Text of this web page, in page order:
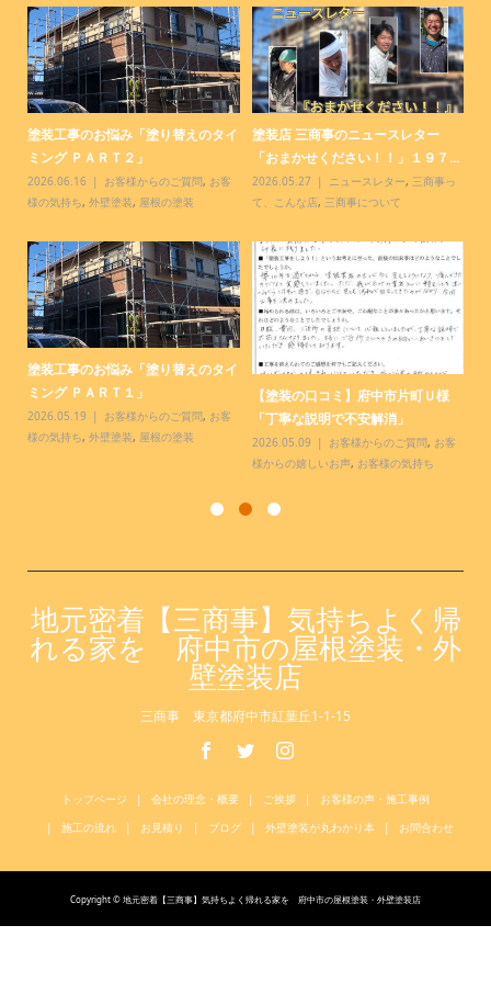
塗装工事のお悩み「塗り替えのタイ
ミング ＰＡＲＴ２」
2026.06.16 お客様からのご質問, お客
様の気持ち, 外壁塗装, 屋根の塗装
塗装店 三商事のニュースレター
「おまかせください！！」１９７...
2026.05.27 ニュースレター, 三商事っ
て、こんな店, 三商事について
塗装工事のお悩み「塗り替えのタイ
ミング ＰＡＲＴ１」
2026.05.19 お客様からのご質問, お客
様の気持ち, 外壁塗装, 屋根の塗装
【塗装の口コミ】府中市片町Ｕ様
「丁寧な説明で不安解消」
2026.05.09 お客様からのご質問, お客
様からの嬉しいお声, お客様の気持ち
地元密着【三商事】気持ちよく帰
れる家を 府中市の屋根塗装・外
壁塗装店
三商事 東京都府中市紅葉丘1-1-15
トップページ 会社の理念・概要 ご挨拶
お客様の声・施工事例
施工の流れ
お見積り ブログ 外壁塗装が丸わかり本 お問合わせ
Copyright © 地元密着【三商事】気持ちよく帰れる家を 府中市の屋根塗装・外壁塗装店